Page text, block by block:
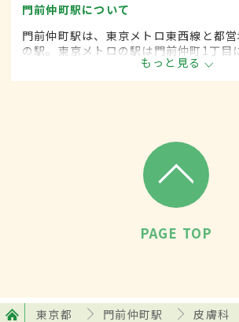
門前仲町駅について
門前仲町駅は、東京メトロ東西線と都
の駅。東京メトロの駅は門前仲町1丁目
駅は門前仲町2丁目に位置する。駅周辺
深川不動尊があり、多くの人が参拝に
もっと見る
PAGE TOP
東京都 門前仲町駅 皮膚科